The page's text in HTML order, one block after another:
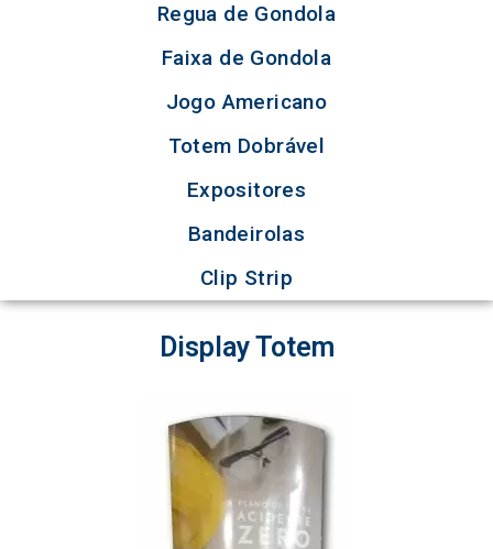
Regua de Gondola
Faixa de Gondola
Jogo Americano
Totem Dobrável
Expositores
Bandeirolas
Clip Strip
Display Totem